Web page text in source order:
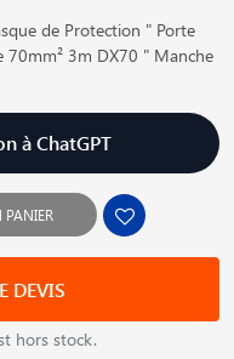
de Protection " Porte
70mm² 3m DX70 " Manche
à ChatGPT
DEVIS
hors stock.